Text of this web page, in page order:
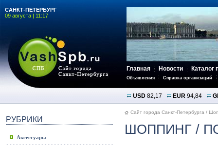
САНКТ-ПЕТЕРБУРГ
09 августа | 11:17
Главная Новости Каталог
Объявления Справка организаций
USD 82,17 EUR 94,84
РУБРИКИ
Аксессуары
Сайт города Санкт-Петербурга /
ШОППИНГ /